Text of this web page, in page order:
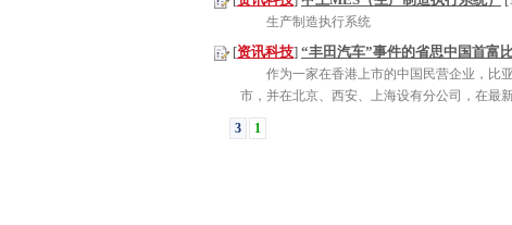
生产制造执行系统
[资讯科技] “丰田汽车”事件的省思中国首富
作为一家在香港上市的中国民营企业，比
市，并在北京、西安、上海设有分公司，在最
3 1